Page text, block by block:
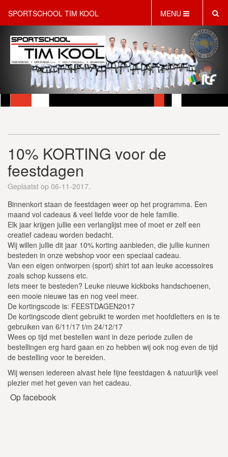
SPORTSCHOOL TIM KOOL MENU
HOME
INFORMATIE
LESAANBOD
ROOSTER
KINDERFEESTJES
WEBSHOP
SCHRIJF JE NU IN!
CONTACT
10% KORTING voor de
feestdagen
Geplaatst op 06-11-2017.
Binnenkort staan de feestdagen weer op het programma. Een
maand vol cadeaus & veel liefde voor de hele familie.
Elk jaar krijgen jullie een verlanglijst mee of moet er zelf een
creatief cadeau worden bedacht.
Wij willen jullie dit jaar 10% korting aanbieden, die jullie kunnen
besteden in onze webshop voor een speciaal cadeau.
Van een eigen ontworpen (sport) shirt tot aan leuke accessoires
zoals schop kussens etc.
Iets meer te besteden? Leuke nieuwe kickboks handschoenen,
een mooie nieuwe tas en nog veel meer.
De kortingscode is: FEESTDAGEN2017
De kortingscode dient gebruikt te worden met hoofdletters en is te
gebruiken van 6/11/17 t/m 24/12/17
Wees op tijd met bestellen want in deze periode zullen de
bestellingen erg hard gaan en zo hebben wij ook nog even de tijd
de bestelling voor te bereiden.
Wij wensen iedereen alvast hele fijne feestdagen & natuurlijk veel
plezier met het geven van het cadeau.
Op facebook